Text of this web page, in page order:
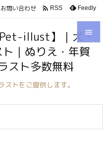



お問い合わせ  RSS Feedly
illust】｜犬・
｜ぬりえ・年賀
スト多数無料
トをご提供します。